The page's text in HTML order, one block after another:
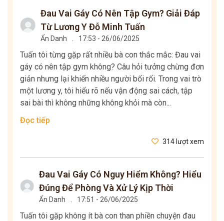
Đau Vai Gáy Có Nên Tập Gym? Giải Đáp
Từ Lương Y Đỗ Minh Tuấn
Ẩn Danh 17:53 - 26/06/2025
Tuấn tôi từng gặp rất nhiều bà con thắc mắc: Đau vai
gáy có nên tập gym không? Câu hỏi tưởng chừng đơn
giản nhưng lại khiến nhiều người bối rối. Trong vai trò
một lương y, tôi hiểu rõ nếu vận động sai cách, tập
sai bài thì không những không khỏi mà còn...
Đọc tiếp
314 lượt xem
Đau Vai Gáy Có Nguy Hiểm Không? Hiểu
Đúng Để Phòng Và Xử Lý Kịp Thời
Ẩn Danh 17:51 - 26/06/2025
Tuấn tôi gặp không ít bà con than phiền chuyện đau